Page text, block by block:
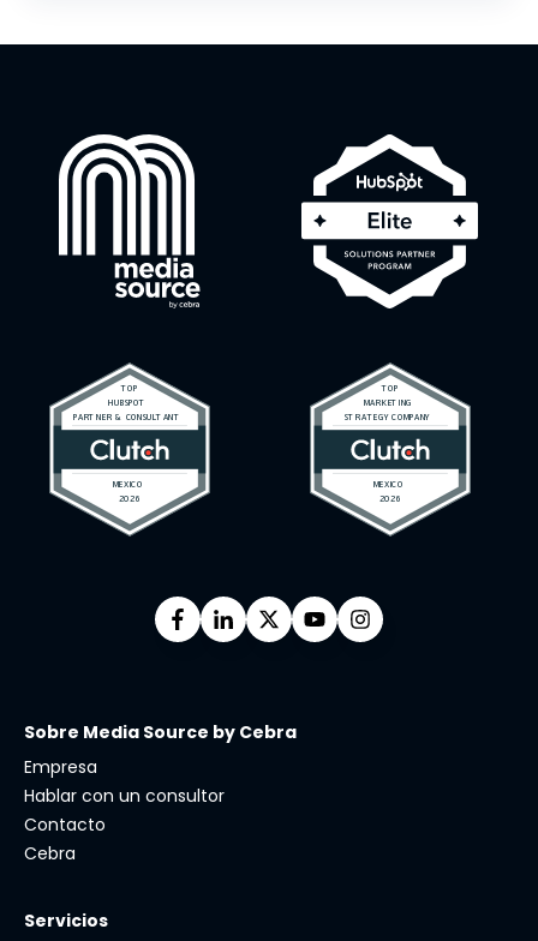
Sobre Media Source by Cebra
Empresa
Hablar con un consultor
Contacto
Cebra
Servicios